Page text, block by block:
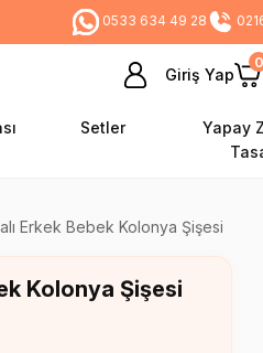
0533 634 49 28
Giriş Yap
0
Setler
Yapay
Erkek Bebek Kolonya Şişesi
Kolonya Şişesi